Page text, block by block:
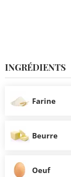
INGRÉDIENTS
Farine
Beurre
Oeuf